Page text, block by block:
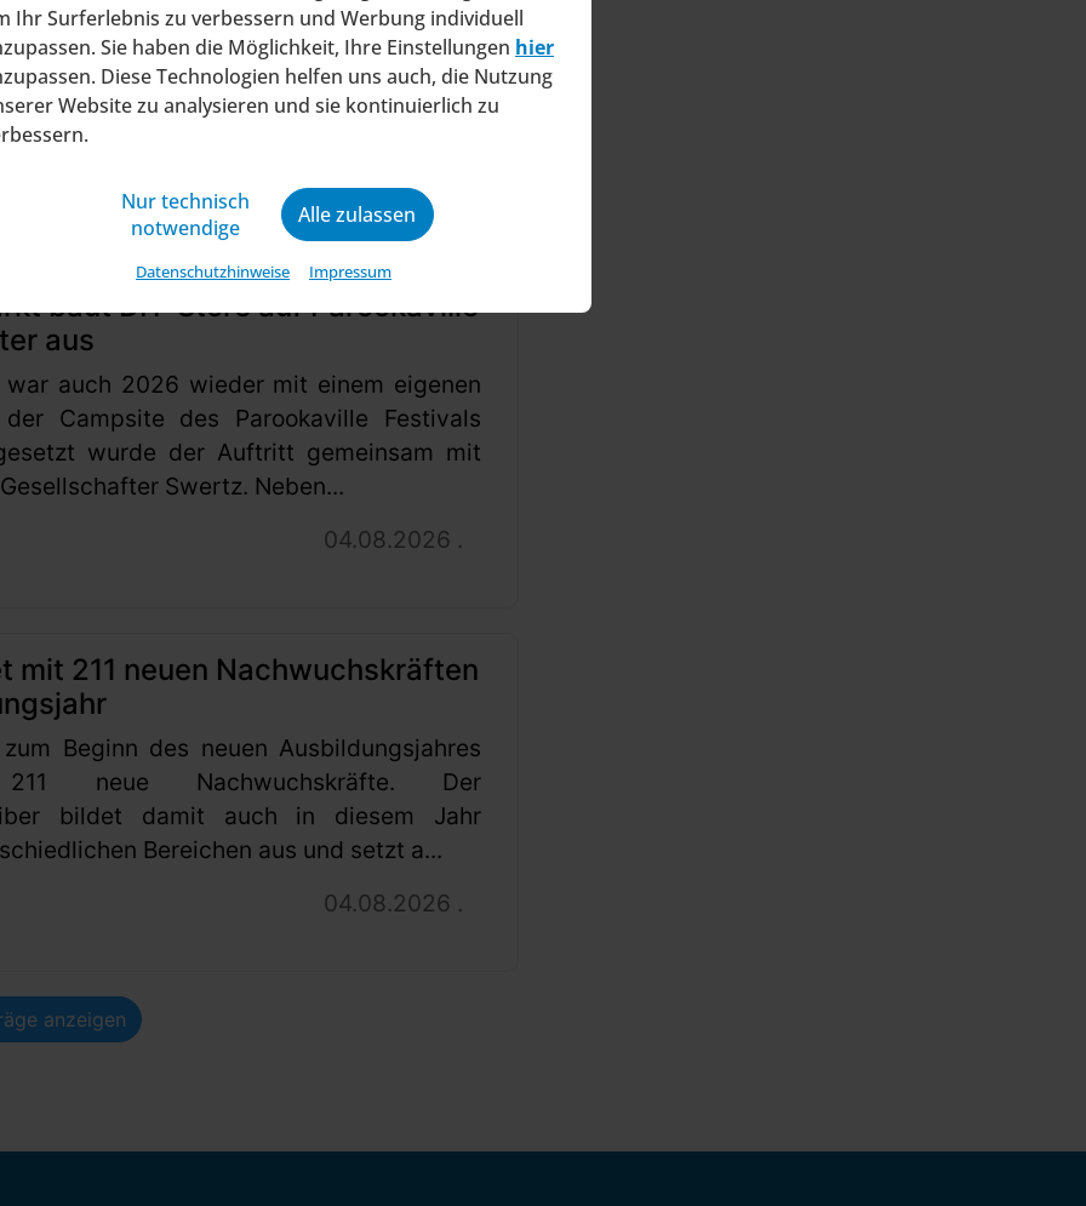
Ihr Surferlebnis zu verbessern und Werbung individuell
Sie haben die Möglichkeit, Ihre Einstellungen hier
Diese Technologien helfen uns auch, die Nutzung
Website zu analysieren und sie kontinuierlich zu
Nur technisch
notwendige
Alle zulassen
Datenschutzhinweise Impressum
beim Amtsgericht Stuttgart einen Antrag
eines Insolvenzverfahrens in
gestellt. Mit diesem Schritt will das
wirtschaftliche Zukunft sic...
baut DIY-Store auf Parookaville
aus
war auch 2026 wieder mit einem eigenen
Campsite des Parookaville Festivals
wurde der Auftritt gemeinsam mit
Swertz. Neben...
04.08.2026 .
mit 211 neuen Nachwuchskräften
Beginn des neuen Ausbildungsjahres
211 neue Nachwuchskräfte. Der
bildet damit auch in diesem Jahr
Bereichen aus und setzt a...
04.08.2026 .
anzeigen